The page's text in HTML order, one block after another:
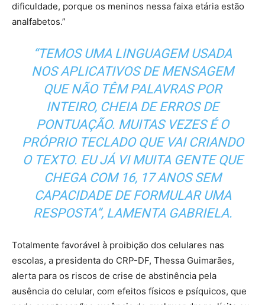
dificuldade, porque os meninos nessa faixa etária estão
analfabetos.”
“TEMOS UMA LINGUAGEM USADA
NOS APLICATIVOS DE MENSAGEM
QUE NÃO TÊM PALAVRAS POR
INTEIRO, CHEIA DE ERROS DE
PONTUAÇÃO. MUITAS VEZES É O
PRÓPRIO TECLADO QUE VAI CRIANDO
O TEXTO. EU JÁ VI MUITA GENTE QUE
CHEGA COM 16, 17 ANOS SEM
CAPACIDADE DE FORMULAR UMA
RESPOSTA”, LAMENTA GABRIELA.
Totalmente favorável à proibição dos celulares nas
escolas, a presidenta do CRP-DF, Thessa Guimarães,
alerta para os riscos de crise de abstinência pela
ausência do celular, com efeitos físicos e psíquicos, que